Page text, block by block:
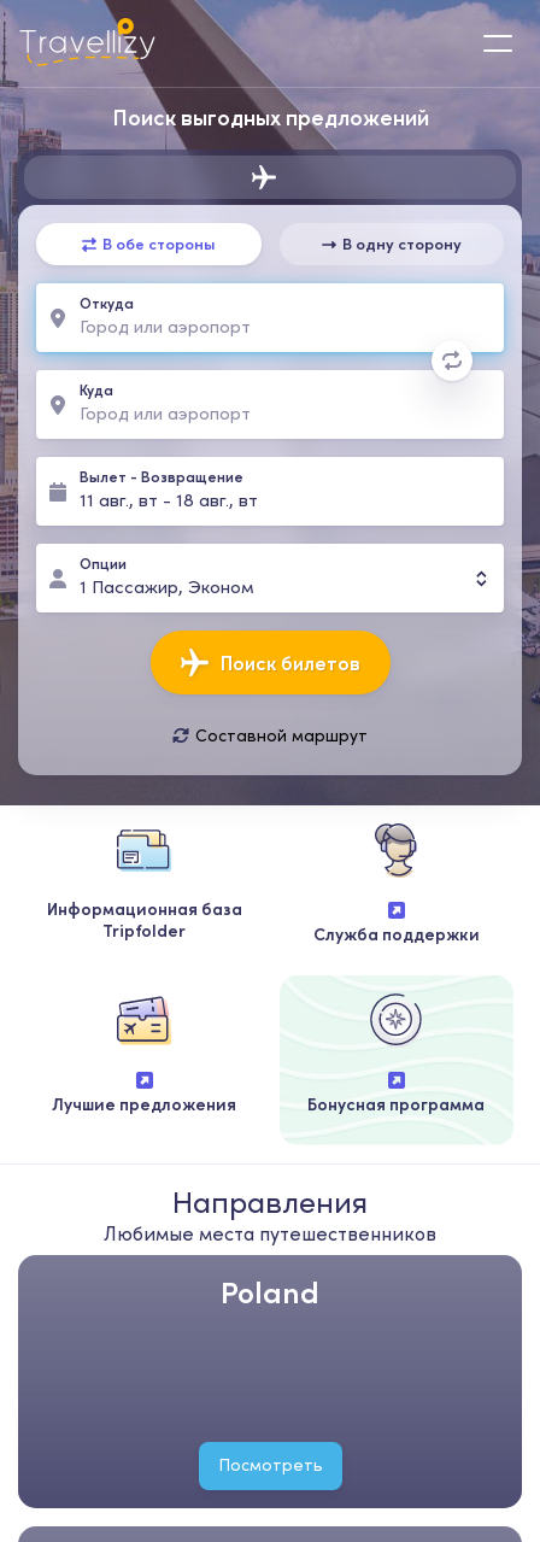
Поиск выгодных предложений
В обе стороны В одну сторону
Откуда
Куда
Вылет - Возвращение
11 авг., вт - 18 авг., вт
Опции
1 Пассажир, Эконом
Поиск билетов
Составной маршрут
Информационная база
Tripfolder
Служба поддержки
Лучшие предложения Бонусная программа
Направления
Любимые места путешественников
Poland
Посмотреть